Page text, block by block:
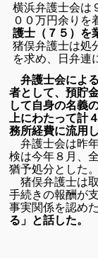
横浜弁護士会は
００万円余りを
護士（７５）を
猪俣弁護士は処
を求め、日弁連
弁護士会によ
者として、預貯
して自身の名義
上にわたって計
務所経費に流用
弁護士会は昨
検は今年８月、
猶予処分とした。
猪俣弁護士は
手続きの報酬が
事実関係を認め
る」と話した。